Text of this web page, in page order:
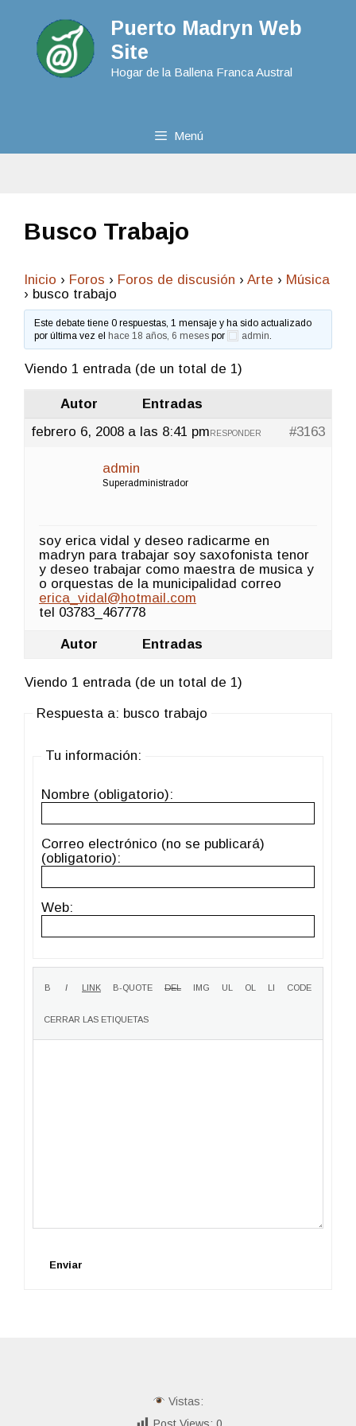
Puerto Madryn Web
Site
Hogar de la Ballena Franca Austral
Menú
Busco Trabajo
Inicio › Foros › Foros de discusión › Arte › Música
› busco trabajo
Este debate tiene 0 respuestas, 1 mensaje y ha sido actualizado
por última vez elhace 18 años, 6 meses por admin
Viendo 1 entrada (de un total de 1)
Autor
Entradas
febrero 6, 2008 a las 8:41 pm
#3163
RESPONDER
admin
Superadministrador
soy erica vidal y deseo radicarme en
madryn para trabajar soy saxofonista tenor
y deseo trabajar como maestra de musica y
o orquestas de la municipalidad correo
erica_vidal@hotmail.com
tel 03783_467778
Autor Entradas
Viendo 1 entrada (de un total de 1)
Respuesta a: busco trabajo
Tu información:
Nombre (obligatorio):
Correo electrónico (no se publicará)
(obligatorio):
Web:
Enviar
Vistas:
Post Views: 0